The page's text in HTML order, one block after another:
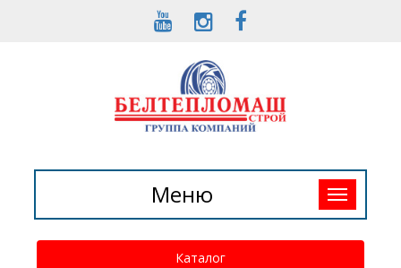
Toggle
navigation
Меню
Каталог